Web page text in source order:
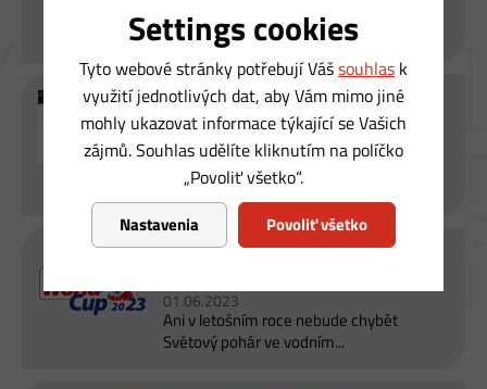
Ve čtvrtek 20.7.2023 díky tomuto
partnerství si mohli někteří...
Unikátní akce WELCOME
POWER 2023
30.06.2023
Prázdniny jsou tady a my v CE.ENERGY
budeme pro Vás celé léto...
Světový pohár ve vodním
01.06.2023
Ani v letošním roce nebude chybět
Světový pohár ve vodním...
Settings cookies
Tyto webové stránky potřebují Vášsouhlas k
využití jednotlivých dat, aby Vám mimo jiné
mohly ukazovat informace týkající se Vašich
zájmů. Souhlas udělíte kliknutím na políčko
„Povoliť všetko“.
Nastavenia Povoliť všetko